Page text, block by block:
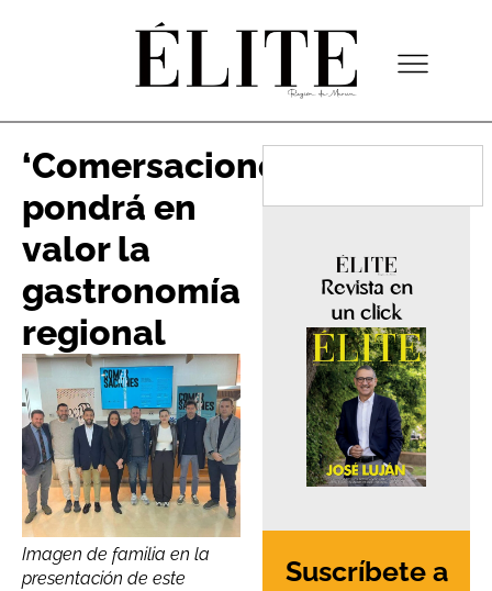
‘Comersaciones’
pondrá en
valor la
gastronomía
regional
Imagen de familia en la
presentación de este
Revista en
un click
Suscríbete a